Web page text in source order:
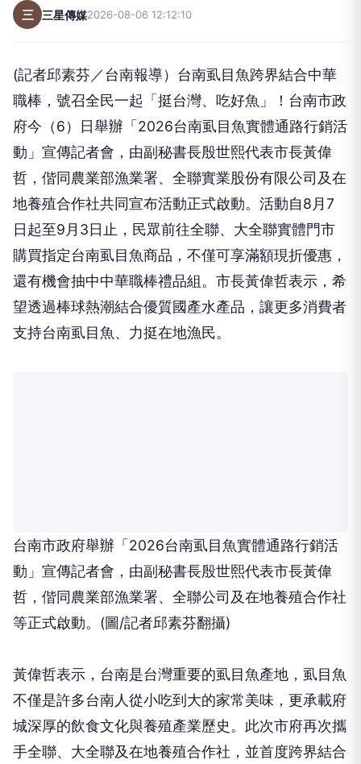
三 三星傳媒2026-08-06 12:12:10
(記者邱素芬／台南報導）台南虱目魚跨界結合中華
職棒，號召全民一起「挺台灣、吃好魚」！台南市政
府今（6）日舉辦「2026台南虱目魚實體通路行銷活
動」宣傳記者會，由副秘書長殷世熙代表市長黃偉
哲，偕同農業部漁業署、全聯實業股份有限公司及在
地養殖合作社共同宣布活動正式啟動。活動自8月7
日起至9月3日止，民眾前往全聯、大全聯實體門市
購買指定台南虱目魚商品，不僅可享滿額現折優惠，
還有機會抽中中華職棒禮品組。市長黃偉哲表示，希
望透過棒球熱潮結合優質國產水產品，讓更多消費者
支持台南虱目魚、力挺在地漁民。
台南市政府舉辦「2026台南虱目魚實體通路行銷活
動」宣傳記者會，由副秘書長殷世熙代表市長黃偉
哲，偕同農業部漁業署、全聯公司及在地養殖合作社
等正式啟動。(圖/記者邱素芬翻攝)
黃偉哲表示，台南是台灣重要的虱目魚產地，虱目魚
不僅是許多台南人從小吃到大的家常美味，更承載府
城深厚的飲食文化與養殖產業歷史。此次市府再次攜
手全聯、大全聯及在地養殖合作社，並首度跨界結合